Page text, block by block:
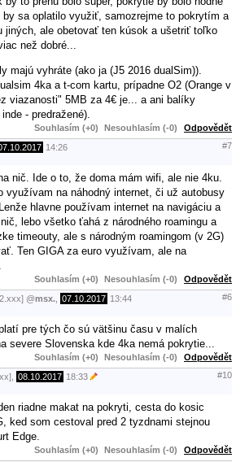
sa oplatilo využiť, samozrejme to pokrytím a
jiných, ale obetovať ten kúsok a ušetriť toľko
než dobré...
majú vyhráte (ako ja (J5 2016 dualSim)).
4ka a t-com kartu, prípadne O2 (Orange v
viazanosti" 5MB za 4€ je... a ani balíky
- predražené).
Souhlasím (+0) Nesouhlasím (-0) Odpovědět
14:26 #7
nič. Ide o to, že doma mám wifi, ale nie 4ku.
využívam na náhodný internet, či už autobusy
hlavne používam internet na navigáciu a
lebo všetko ťahá z národného roamingu a
timeouty, ale s národným roamingom (v 2G)
Ten GIGA za euro využívam, ale na
Souhlasím (+0) Nesouhlasím (-0) Odpovědět
@msx. 07.10.2017 13:44 #6
pre tých čo sú vätšinu času v malích
severe Slovenska kde 4ka nemá pokrytie...
Souhlasím (+0) Nesouhlasím (-0) Odpovědět
08.10.2017 18:33 #10
riadne makat na pokryti, cesta do kosic
ked som cestoval pred 2 tyzdnami stejnou
Edge.
Souhlasím (+0) Nesouhlasím (-0) Odpovědět